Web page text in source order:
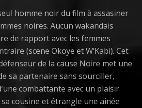
homme noir du film à assasiner
noires. Aucun wakandais
de rapport avec les femmes
(scene Okoye et W’Kabi). Cet
de la cause Noire met une
sa partenaire sans sourciller,
combattante avec un plaisir
cousine et étrangle une ainée